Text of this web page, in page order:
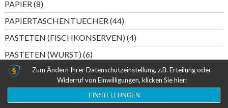
PAPIER 88
Produkte
PAPIERTASCHENTUECHER 4444
Produkte
PASTETEN (FISCHKONSERVEN) 44
Produkte
PASTETEN (WURST) 66
Produkte
PERLWEIN DEUTSCHLAND 55
Produkte
PERLWEIN ITALIEN/SPANIEN 2020
Produkte
PESTO 5555
Zum Ändern Ihrer Datenschutzeinstellung, z.B. Erteilung oder
Widerruf von Einwilligungen, klicken Sie hier:
EINSTELLUNGEN